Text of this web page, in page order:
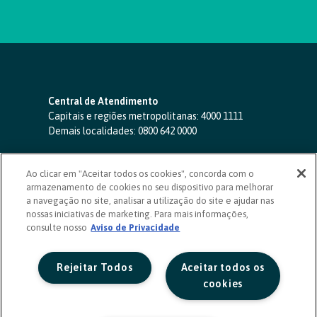
Central de Atendimento
Capitais e regiões metropolitanas: 4000 1111
Demais localidades: 0800 642 0000
SAC 24 horas-0800 724 4420
Ouvidoria
0800 725 0996
(de segunda a sexta, das 8h às 20h)
ouvidoriasicoob.com.br
Deficientes auditivos ou de fala
Ao clicar em "Aceitar todos os cookies", concorda com o
armazenamento de cookies no seu dispositivo para melhorar
a navegação no site, analisar a utilização do site e ajudar nas
nossas iniciativas de marketing. Para mais informações,
consulte nosso Aviso de Privacidade
Aceitar todos os
cookies
Rejeitar Todos